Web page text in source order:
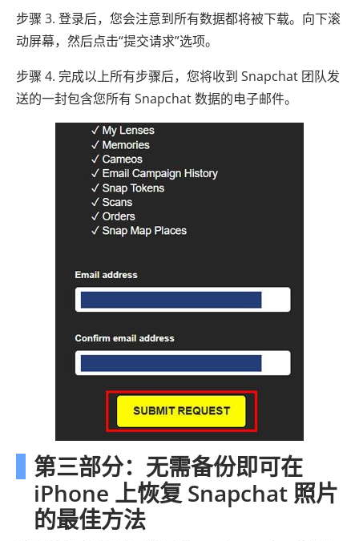
步骤 3. 登录后，您会注意到所有数据都将被下载。向下滚
动屏幕，然后点击“提交请求”选项。
步骤 4. 完成以上所有步骤后，您将收到 Snapchat 团队发
送的一封包含您所有 Snapchat 数据的电子邮件。
第三部分：无需备份即可在
iPhone 上恢复 Snapchat 照片
的最佳方法